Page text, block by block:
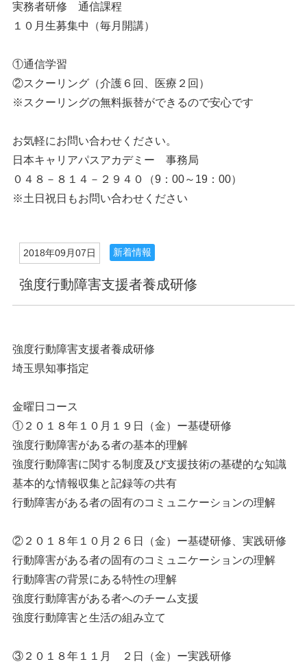
実務者研修 通信課程
１０月生募集中（毎月開講）
①通信学習
②スクーリング（介護６回、医療２回）
※スクーリングの無料振替ができるので安心です
お気軽にお問い合わせください。
日本キャリアパスアカデミー 事務局
０４８－８１４－２９４０（9：00～19：00）
※土日祝日もお問い合わせください
2018年09月07日 新着情報
強度行動障害支援者養成研修
強度行動障害支援者養成研修
埼玉県知事指定
金曜日コース
①２０１８年１０月１９日（金）ー基礎研修
強度行動障害がある者の基本的理解
強度行動障害に関する制度及び支援技術の基礎的な知識
基本的な情報収集と記録等の共有
行動障害がある者の固有のコミュニケーションの理解
②２０１８年１０月２６日（金）ー基礎研修、実践研修
行動障害がある者の固有のコミュニケーションの理解
行動障害の背景にある特性の理解
強度行動障害がある者へのチーム支援
強度行動障害と生活の組み立て
③２０１８年１１月 ２日（金）ー実践研修